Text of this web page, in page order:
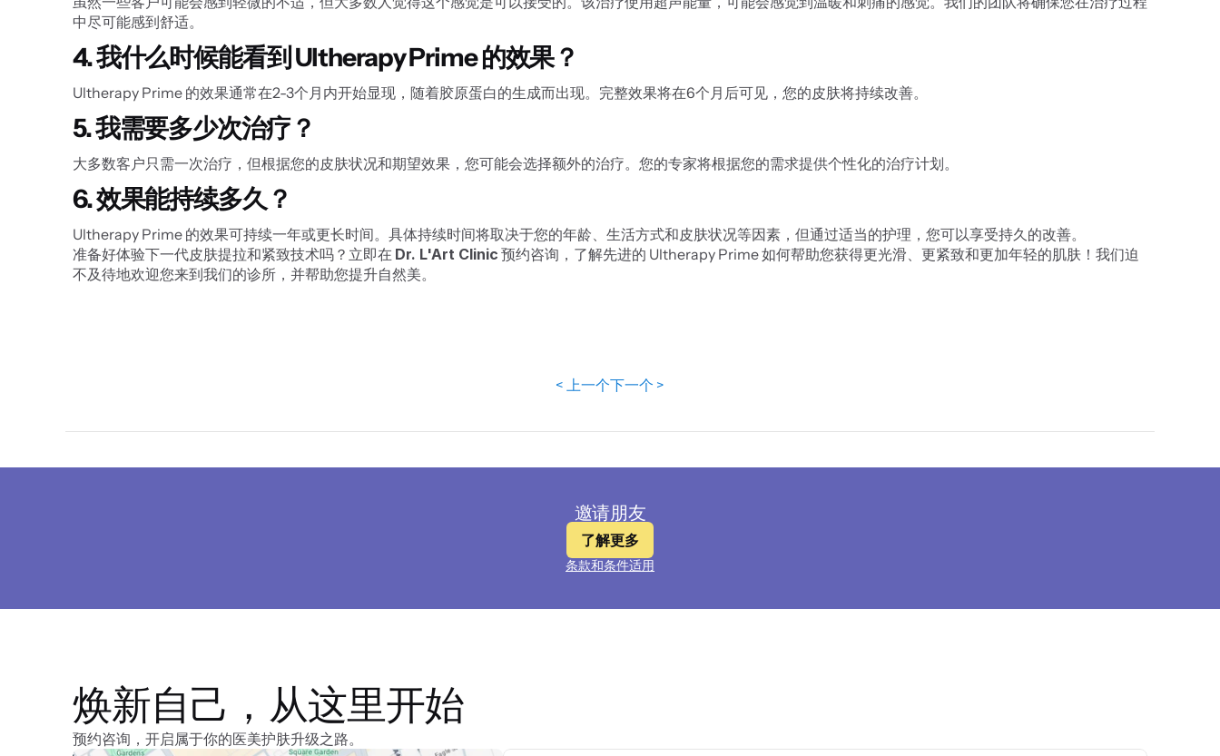
中尽可能感到舒适。
4. 我什么时候能看到 Ultherapy Prime 的效果？
Ultherapy Prime 的效果通常在2-3个月内开始显现，随着胶原蛋白的生成而出现。完整效果将在6个月后可见，您的皮肤将持续改善。
5. 我需要多少次治疗？
大多数客户只需一次治疗，但根据您的皮肤状况和期望效果，您可能会选择额外的治疗。您的专家将根据您的需求提供个性化的治疗计划。
6. 效果能持续多久？
Ultherapy Prime 的效果可持续一年或更长时间。具体持续时间将取决于您的年龄、生活方式和皮肤状况等因素，但通过适当的护理，您可以享受持久的改善。
准备好体验下一代皮肤提拉和紧致技术吗？立即在 Dr. L'Art Clinic 预约咨询，了解先进的 Ultherapy Prime 如何帮助您获得更光滑、更紧致和更加年轻的肌肤！我们迫
不及待地欢迎您来到我们的诊所，并帮助您提升自然美。
< 上一个下一个 >
邀请朋友
了解更多
条款和条件适用
焕新自己，从这里开始
预约咨询，开启属于你的医美护肤升级之路。